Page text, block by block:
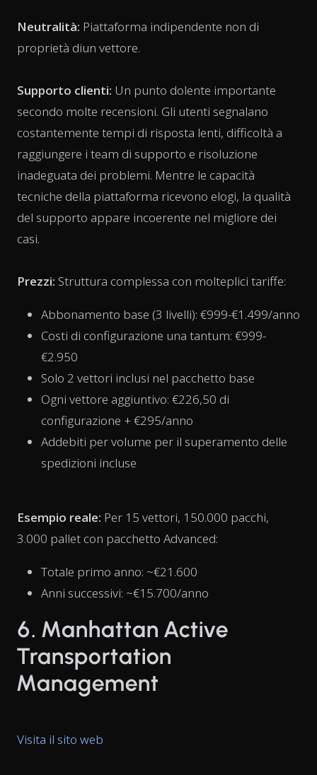
Neutralità: Piattaforma indipendente non di
proprietà diun vettore.
Supporto clienti: Un punto dolente importante
secondo molte recensioni. Gli utenti segnalano
costantemente tempi di risposta lenti, difficoltà a
raggiungere i team di supporto e risoluzione
inadeguata dei problemi. Mentre le capacità
tecniche della piattaforma ricevono elogi, la qualità
del supporto appare incoerente nel migliore dei
casi.
Prezzi: Struttura complessa con molteplici tariffe:
Abbonamento base (3 livelli): €999-€1.499/anno
Costi di configurazione una tantum: €999-
€2.950
Solo 2 vettori inclusi nel pacchetto base
Ogni vettore aggiuntivo: €226,50 di
configurazione + €295/anno
Addebiti per volume per il superamento delle
spedizioni incluse
Esempio reale: Per 15 vettori, 150.000 pacchi,
3.000 pallet con pacchetto Advanced:
Totale primo anno: ~€21.600
Anni successivi: ~€15.700/anno
6. Manhattan Active
Transportation
Management
Visita il sito web